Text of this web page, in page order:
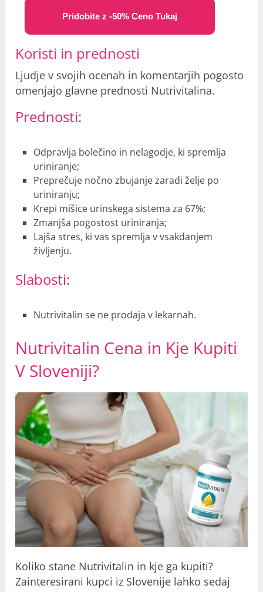
Pridobite z -50% Ceno Tukaj
Koristi in prednosti
Ljudje v svojih ocenah in komentarjih pogosto
omenjajo glavne prednosti Nutrivitalina.
Prednosti:
Odpravlja bolečino in nelagodje, ki spremlja
uriniranje;
Preprečuje nočno zbujanje zaradi želje po
uriniranju;
Krepi mišice urinskega sistema za 67%;
Zmanjša pogostost uriniranja;
Lajša stres, ki vas spremlja v vsakdanjem
življenju.
Slabosti:
Nutrivitalin se ne prodaja v lekarnah.
Nutrivitalin Cena in Kje Kupiti
V Sloveniji?
Koliko stane Nutrivitalin in kje ga kupiti?
Zainteresirani kupci iz Slovenije lahko sedaj